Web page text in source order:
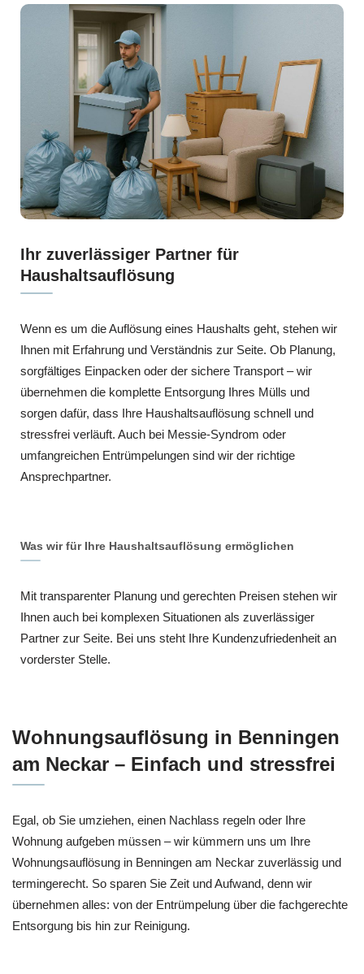
Ihr zuverlässiger Partner für
Haushaltsauflösung
Wenn es um die Auflösung eines Haushalts geht, stehen wir
Ihnen mit Erfahrung und Verständnis zur Seite. Ob Planung,
sorgfältiges Einpacken oder der sichere Transport – wir
übernehmen die komplette Entsorgung Ihres Mülls und
sorgen dafür, dass Ihre Haushaltsauflösung schnell und
stressfrei verläuft. Auch bei Messie-Syndrom oder
umfangreichen Entrümpelungen sind wir der richtige
Ansprechpartner.
Was wir für Ihre Haushaltsauflösung ermöglichen
Mit transparenter Planung und gerechten Preisen stehen wir
Ihnen auch bei komplexen Situationen als zuverlässiger
Partner zur Seite. Bei uns steht Ihre Kundenzufriedenheit an
vorderster Stelle.
Wohnungsauflösung in Benningen
am Neckar – Einfach und stressfrei
Egal, ob Sie umziehen, einen Nachlass regeln oder Ihre
Wohnung aufgeben müssen – wir kümmern uns um Ihre
Wohnungsauflösung in Benningen am Neckar zuverlässig und
termingerecht. So sparen Sie Zeit und Aufwand, denn wir
übernehmen alles: von der Entrümpelung über die fachgerechte
Entsorgung bis hin zur Reinigung.